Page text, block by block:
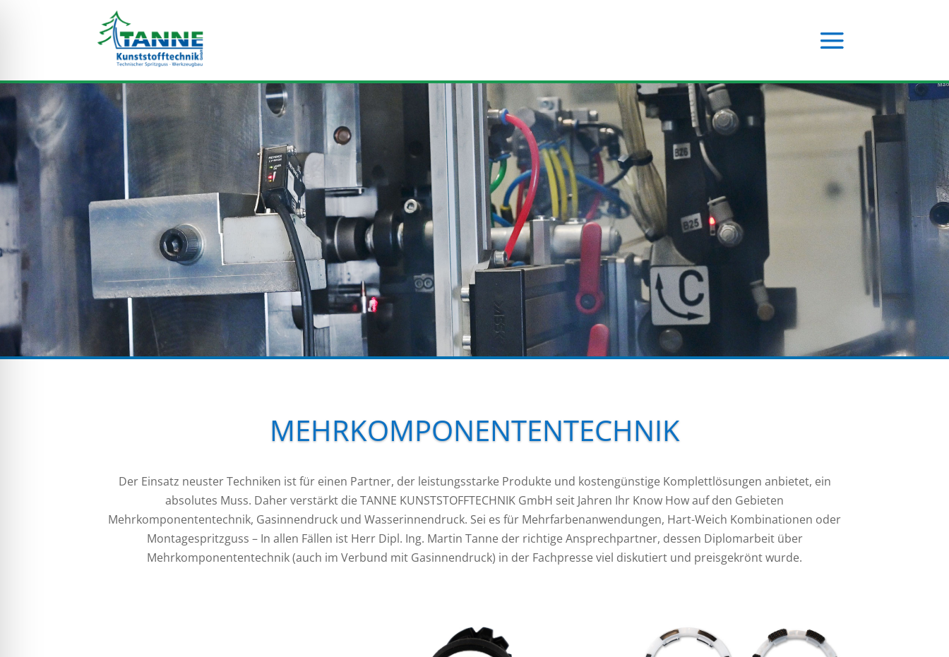
MEHRKOMPONENTENTECHNIK
Der Einsatz neuster Techniken ist für einen Partner, der leistungsstarke Produkte und kostengünstige Komplettlösungen anbietet, ein
absolutes Muss. Daher verstärkt die TANNE KUNSTSTOFFTECHNIK GmbH seit Jahren Ihr Know How auf den Gebieten
Mehrkomponententechnik, Gasinnendruck und Wasserinnendruck. Sei es für Mehrfarbenanwendungen, Hart-Weich Kombinationen oder
Montagespritzguss – In allen Fällen ist Herr Dipl. Ing. Martin Tanne der richtige Ansprechpartner, dessen Diplomarbeit über
Mehrkomponententechnik (auch im Verbund mit Gasinnendruck) in der Fachpresse viel diskutiert und preisgekrönt wurde.